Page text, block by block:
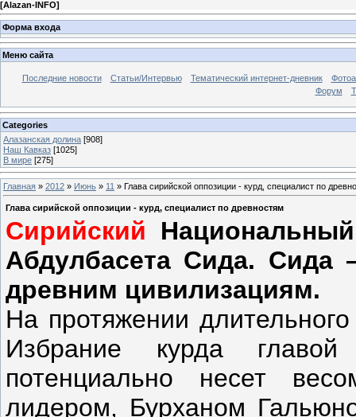
[Alazan-INFO]
Форма входа
Меню сайта
Последние новости Статьи/Интервью Тематический интернет-дневник
Форум
Categories
Алазанская долина [908]
Наш Кавказ [1025]
В мире [275]
Главная » 2012 » Июнь » 11 » Глава сирийской оппозиции - курд, специалист по
Глава сирийской оппозиции - курд, специалист по древностям
Сирийский
Абдулбасета Сида. Сида
древним цивилизациям.
На протяжении
Избрание курда
потенциально несет
лидером, Бурханом